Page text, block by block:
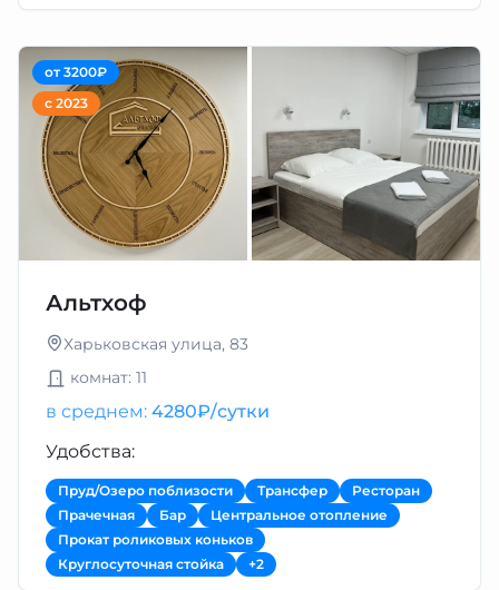
от 3200₽
с 2023
Альтхоф
Харьковская улица, 83
комнат: 11
в среднем: 4280₽/сутки
Удобства:
Пруд/Озеро поблизости Трансфер
Ресторан
Прачечная
Бар
Центральное отопление
Прокат роликовых коньков
Круглосуточная стойка
+2